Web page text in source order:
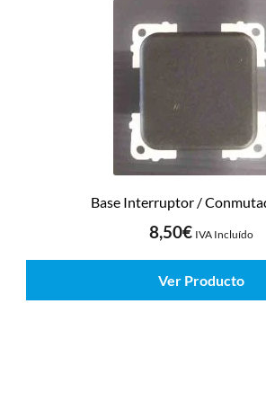
Base Interruptor /
8,50€ IVA Incluído
Ver Producto